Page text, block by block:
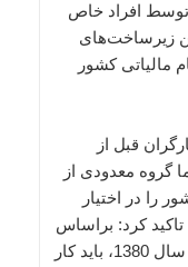
افراد خاص
زیرساخت‌های
مالیاتی کشور
قبل از
معدودی از
را در اختیار
کرد: براساس
فرمان 8 ماده‌ای مقام معظم رهبری در سال 1380، باید کار